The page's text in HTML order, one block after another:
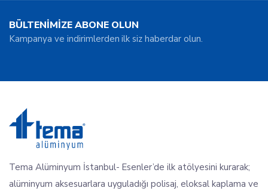
BÜLTENİMİZE ABONE OLUN
Kampanya ve indirimlerden ilk siz haberdar olun.
Tema Alüminyum İstanbul- Esenler’de ilk atölyesini kurarak;
alüminyum aksesuarlara uyguladığı polisaj, eloksal kaplama ve